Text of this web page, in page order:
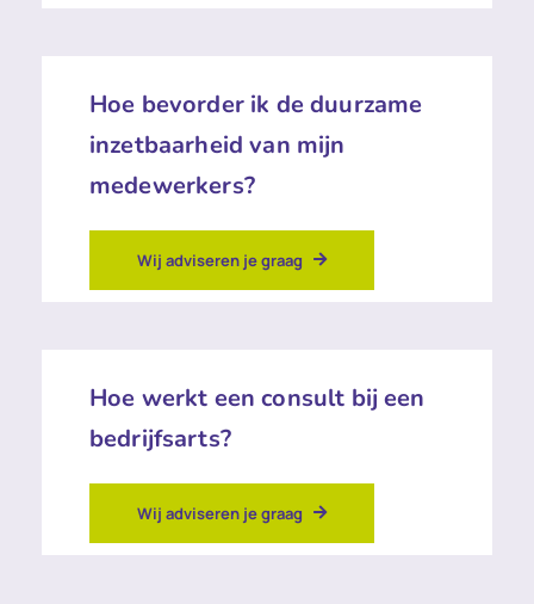
Hoe bevorder ik de duurzame
inzetbaarheid van mijn
medewerkers?
Wij adviseren je graag
Hoe werkt een consult bij een
bedrijfsarts?
Wij adviseren je graag